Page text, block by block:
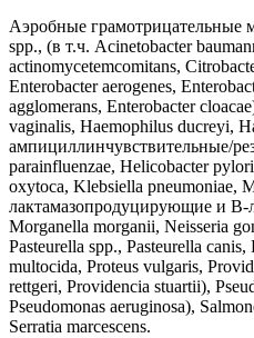
Аэробные грамотрицательные
spp., (в т.ч. Acinetobacter
actinomycetemcomitans,
Enterobacter aerogenes,
agglomerans, Enterobacter
vaginalis, Haemophilus ducreyi,
ампициллинчувствительные/
parainfluenzae, Helicobacter
oxytoca, Klebsiella pneumoniae,
лактамазопродуцирующие и
Morganella morganii, Neisseria
Pasteurella spp., Pasteurella
multocida, Proteus vulgaris,
rettgeri, Providencia stuartii),
Pseudomonas aeruginosa),
Serratia marcescens.